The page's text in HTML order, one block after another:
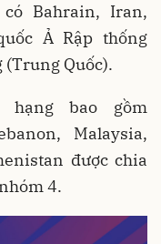
Bahrain, Iran,
Ả Rập thống
Quốc).
hạng bao gồm
Malaysia,
được chia
4.